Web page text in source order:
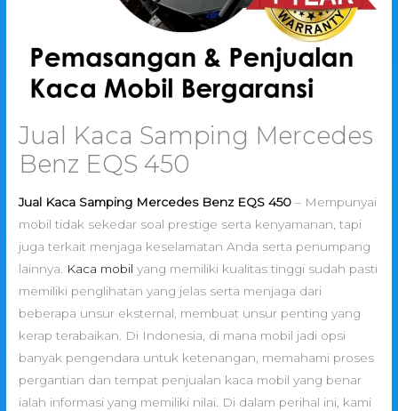
Jual Kaca Samping Mercedes
Benz EQS 450
Jual Kaca Samping Mercedes Benz EQS 450 – Mempunyai
mobil tidak sekedar soal prestige serta kenyamanan, tapi
juga terkait menjaga keselamatan Anda serta penumpang
lainnya.
Kaca mobil yang memiliki kualitas tinggi sudah pasti
memiliki penglihatan yang jelas serta menjaga dari
beberapa unsur eksternal, membuat unsur penting yang
kerap terabaikan. Di Indonesia, di mana mobil jadi opsi
banyak pengendara untuk ketenangan, memahami proses
pergantian dan tempat penjualan kaca mobil yang benar
ialah informasi yang memiliki nilai. Di dalam perihal ini, kami